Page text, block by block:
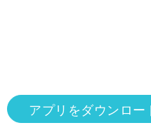
アプリをダウンロー